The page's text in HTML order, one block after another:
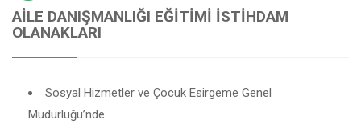
AILE DANIŞMANLIĞI EĞITIMI İSTIHDAM
OLANAKLARI
Sosyal Hizmetler ve Çocuk Esirgeme Genel
Müdürlüğü’nde